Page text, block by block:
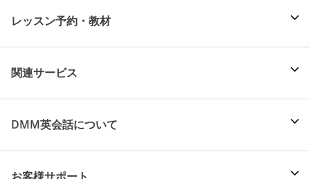
レッスン予約・教材
関連サービス
DMM英会話について